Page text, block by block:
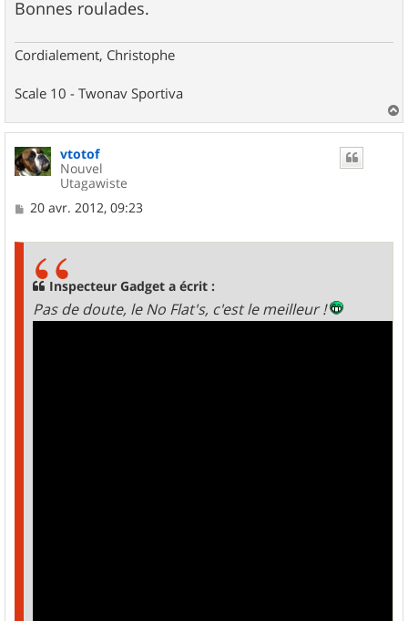
Bonnes roulades.
Cordialement, Christophe
Scale 10 - Twonav Sportiva
a
vtotof
Nouvel
Utagawiste
M
20 avr. 2012, 09:23
Inspecteur Gadget a écrit :
Pas de doute, le No Flat's, c'est le meilleur !